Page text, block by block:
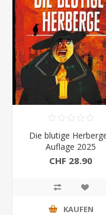
Die blutige
Auflage 2025
CHF 28.90
KAUFEN